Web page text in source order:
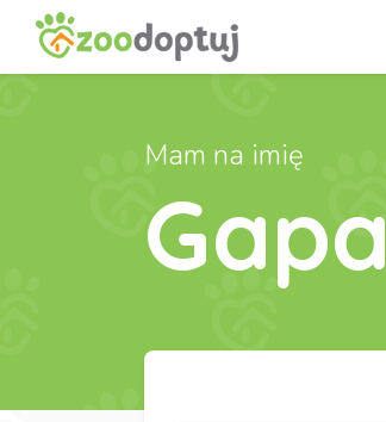
Mam na imię
Gapa